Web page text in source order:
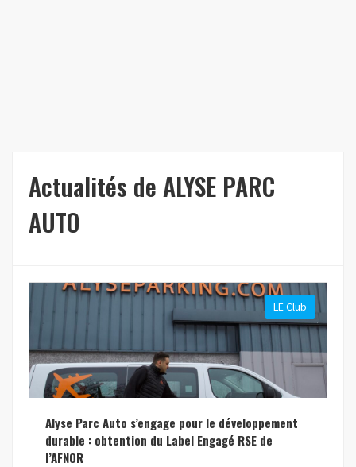
Actualités de ALYSE PARC
AUTO
LE Club
Alyse Parc Auto s’engage pour le développement
durable : obtention du Label Engagé RSE de
l’AFNOR